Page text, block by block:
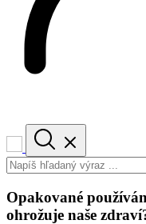
Opakované
ohrožuje naše